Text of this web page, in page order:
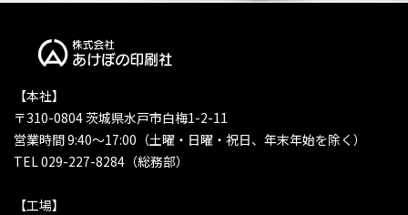
【本社】
〒310-0804 茨城県水戸市白梅1-2-11
営業時間 9:40〜17:00（土曜・日曜・祝日、年末年始を除く）
TEL 029-227-8284（総務部）
【工場】